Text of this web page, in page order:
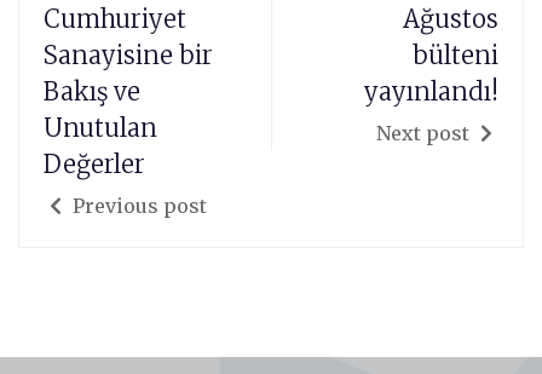
Cumhuriyet
Sanayisine bir
Bakış ve
Unutulan
Değerler
Previous post
Ağustos
bülteni
yayınlandı!
Next post